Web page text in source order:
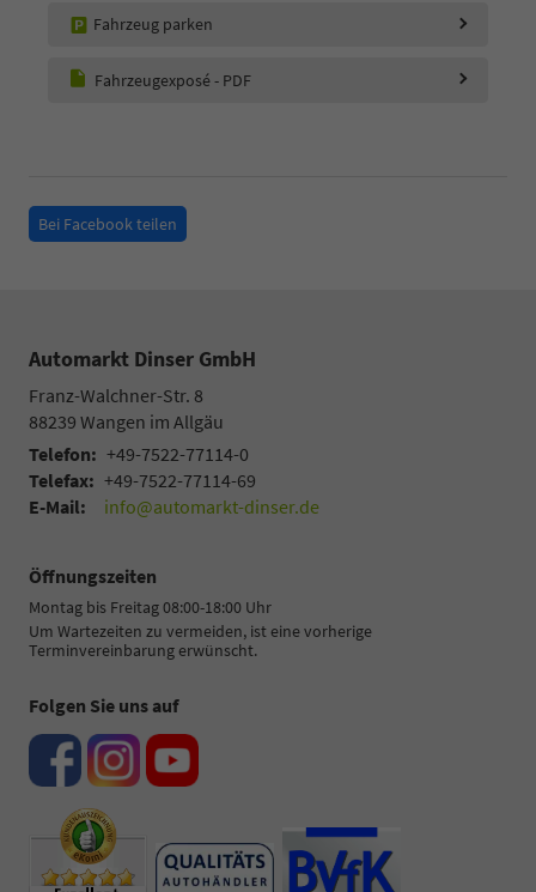
Fahrzeug parken
Fahrzeugexposé - PDF
Bei Facebook teilen
Automarkt Dinser GmbH
Franz-Walchner-Str. 8
88239 Wangen im Allgäu
Telefon: +49-7522-77114-0
Telefax: +49-7522-77114-69
E-Mail:
info@automarkt-dinser.de
Öffnungszeiten
Montag bis Freitag 08:00-18:00 Uhr
Um Wartezeiten zu vermeiden, ist eine vorherige
Terminvereinbarung erwünscht.
Folgen Sie uns auf